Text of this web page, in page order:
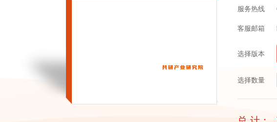
服务热线
客服邮箱
选择版本
选择数量